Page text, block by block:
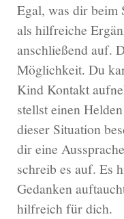
Egal, was dir beim
als hilfreiche
anschließend auf.
Möglichkeit. Du
Kind Kontakt
stellst einen
dieser Situation
dir eine
schreib es auf. Es
Gedanken
hilfreich für dich.